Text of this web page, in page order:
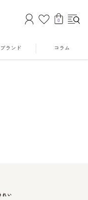
0
ブランド コラム